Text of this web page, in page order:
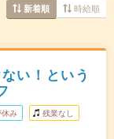
新着順 時給順
い！という
休み 残業なし